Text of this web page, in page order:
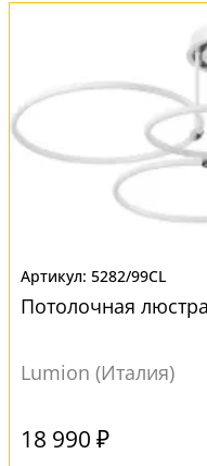
5282/99CL
Потолочная
Lumion (Италия)
18 990 ₽